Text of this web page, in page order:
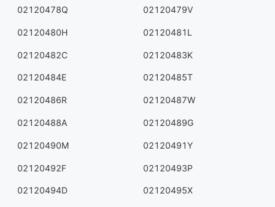
02120478Q 02120479V
02120480H 02120481L
02120482C 02120483K
02120484E 02120485T
02120486R 02120487W
02120488A 02120489G
02120490M 02120491Y
02120492F 02120493P
02120494D 02120495X